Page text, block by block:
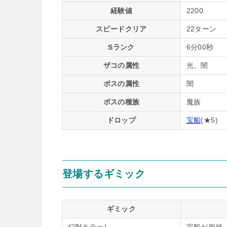
経験値 2200
スピードクリア 22ターン
Sランク 6分00秒
ザコの属性 光、闇
ボスの属性 闇
ボスの種族 魔族
ドロップ 宝船(★5)
登場するギミック
ギミック